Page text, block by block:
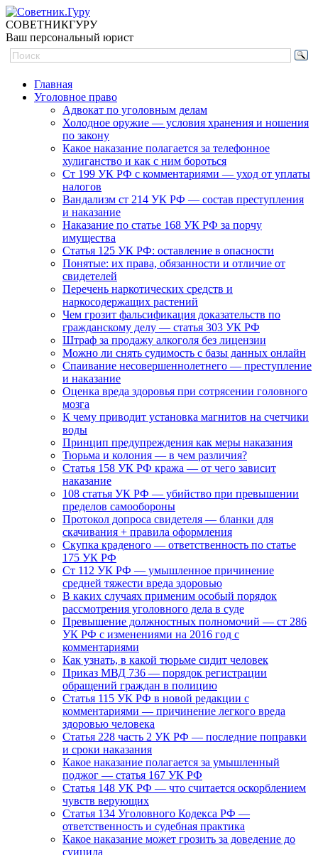
СОВЕТНИКГУРУ
Ваш персональный юрист
Главная
Уголовное право
Адвокат по уголовным делам
Холодное оружие — условия хранения и ношения
по закону
Какое наказание полагается за телефонное
хулиганство и как с ним бороться
Ст 199 УК РФ с комментариями — уход от уплаты
налогов
Вандализм ст 214 УК РФ — состав преступления
и наказание
Наказание по статье 168 УК РФ за порчу
имущества
Статья 125 УК РФ: оставление в опасности
Понятые: их права, обязанности и отличие от
свидетелей
Перечень наркотических средств и
наркосодержащих растений
Чем грозит фальсификация доказательств по
гражданскому делу — статья 303 УК РФ
Штраф за продажу алкоголя без лицензии
Можно ли снять судимость с базы данных онлайн
Спаивание несовершеннолетнего — преступление
и наказание
Оценка вреда здоровья при сотрясении головного
мозга
К чему приводит установка магнитов на счетчики
воды
Принцип предупреждения как меры наказания
Тюрьма и колония — в чем различия?
Статья 158 УК РФ кража — от чего зависит
наказание
108 статья УК РФ — убийство при превышении
пределов самообороны
Протокол допроса свидетеля — бланки для
скачивания + правила оформления
Скупка краденого — ответственность по статье
175 УК РФ
Ст 112 УК РФ — умышленное причинение
средней тяжести вреда здоровью
В каких случаях применим особый порядок
рассмотрения уголовного дела в суде
Превышение должностных полномочий — ст 286
УК РФ с изменениями на 2016 год с
комментариями
Как узнать, в какой тюрьме сидит человек
Приказ МВД 736 — порядок регистрации
обращений граждан в полицию
Статья 115 УК РФ в новой редакции с
комментариями — причинение легкого вреда
здоровью человека
Статья 228 часть 2 УК РФ — последние поправки
и сроки наказания
Какое наказание полагается за умышленный
поджог — статья 167 УК РФ
Статья 148 УК РФ — что считается оскорблением
чувств верующих
Статья 134 Уголовного Кодекса РФ —
ответственность и судебная практика
Какое наказание может грозить за доведение до
суицида